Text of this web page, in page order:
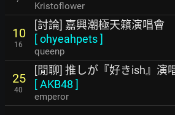
Kristoflower
10
16
[討論] 嘉興潮極天籟演唱會
[ohyeahpets]
queenp
25
40
[閒聊] 推しが『好きish』演
[AKB48 ]
emperor